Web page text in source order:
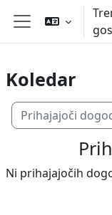
Preskoči na glavno
Stransko
Koledar
Prihajajoči
Ni prihajajočih